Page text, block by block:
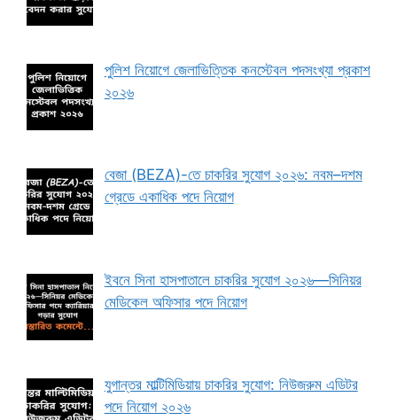
পুলিশ নিয়োগে জেলাভিত্তিক কনস্টেবল পদসংখ্যা প্রকাশ
২০২৬
বেজা (BEZA)-তে চাকরির সুযোগ ২০২৬: নবম–দশম
গ্রেডে একাধিক পদে নিয়োগ
ইবনে সিনা হাসপাতালে চাকরির সুযোগ ২০২৬—সিনিয়র
মেডিকেল অফিসার পদে নিয়োগ
যুগান্তর মাল্টিমিডিয়ায় চাকরির সুযোগ: নিউজরুম এডিটর
পদে নিয়োগ ২০২৬